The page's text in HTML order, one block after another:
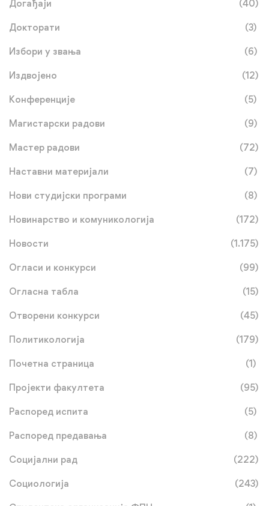
Догађаји (40)
Докторати (3)
Избори у звања (6)
Издвојено (12)
Конференције (5)
Магистарски радови (9)
Мастер радови (72)
Наставни материјали (7)
Нови студијски програми (8)
Новинарство и комуникологија (172)
Новости (1.175)
Огласи и конкурси (99)
Огласна табла (15)
Отворени конкурси (45)
Политикологија (179)
Почетна страница (1)
Пројекти факултета (95)
Распоред испита (5)
Распоред предавања (8)
Социјални рад (222)
Социологија (243)